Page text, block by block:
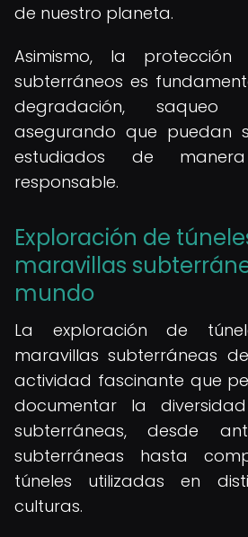
de nuestro planeta.
Asimismo, la
subterráneos es
degradación, saqueo
asegurando que puedan
estudiados de
responsable.
Exploración de
maravillas
mundo
La exploración de
maravillas subterráneas
actividad fascinante que
documentar la
subterráneas, desde
subterráneas hasta
túneles utilizadas en
culturas.